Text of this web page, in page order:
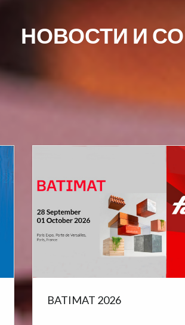
НОВОСТИ И
BATIMAT 2026